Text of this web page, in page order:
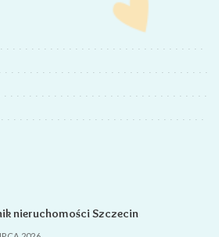
nieruchomości Szczecin